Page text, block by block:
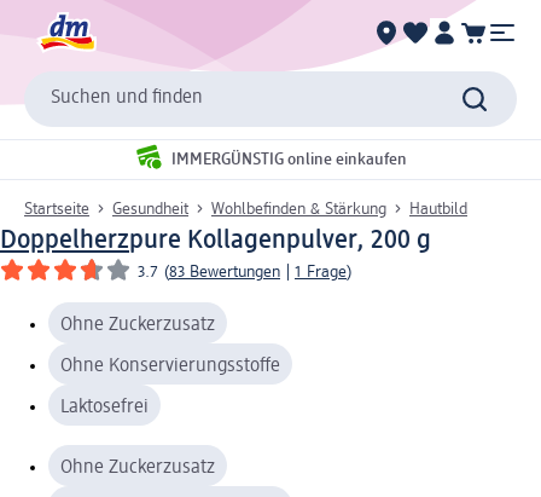
Suchen und finden
IMMERGÜNSTIG online einkaufen
Startseite Gesundheit Wohlbefinden & Stärkung Hautbild
Doppelherzpure Kollagenpulver, 200 g
3.7 (83 Bewertungen 1 Frage)
Ohne Zuckerzusatz
Ohne Konservierungsstoffe
Laktosefrei
Ohne Zuckerzusatz